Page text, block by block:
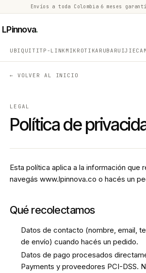
Envíos a toda Colombia 6 meses
LPinnova.
UBIQUITITP-LINK MIKROTIKARUBA RUIJIE
← VOLVER AL INICIO
LEGAL
Política de
Esta política aplica a la información que
navegás www.lpinnova.co o hacés un
Qué recolectamos
Datos de contacto (nombre, email,
de envío) cuando hacés un pedido.
Datos de pago procesados
Payments y proveedores PCI-DSS.